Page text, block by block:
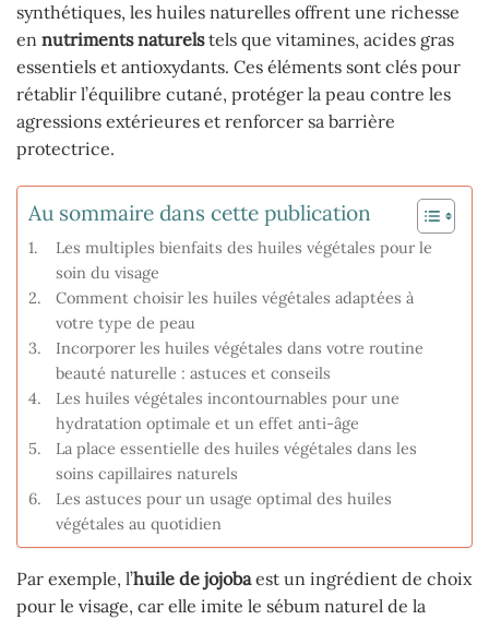
synthétiques, les huiles naturelles offrent une richesse
en nutriments naturelstels que vitamines, acides gras
essentiels et antioxydants. Ces éléments sont clés pour
rétablir l’équilibre cutané, protéger la peau contre les
agressions extérieures et renforcer sa barrière
protectrice.
Au sommaire dans cette publication
Les multiples bienfaits des huiles végétales pour le
soin du visage
Comment choisir les huiles végétales adaptées à
votre type de peau
Incorporer les huiles végétales dans votre routine
beauté naturelle : astuces et conseils
Les huiles végétales incontournables pour une
hydratation optimale et un effet anti-âge
La place essentielle des huiles végétales dans les
soins capillaires naturels
Les astuces pour un usage optimal des huiles
végétales au quotidien
Par exemple, l’huile de jojobaest un ingrédient de choix
pour le visage, car elle imite le sébum naturel de la